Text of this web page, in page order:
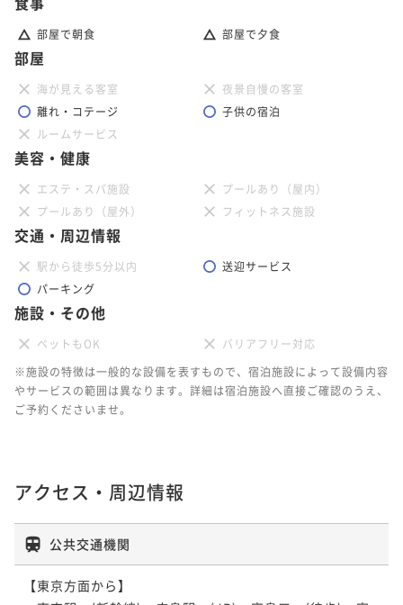
部屋で朝食 部屋で夕食
部屋
海が見える客室
夜景自慢の客室
離れ・コテージ
子供の宿泊
ルームサービス
美容・健康
エステ・スパ施設
プールあり（屋内）
プールあり（屋外）
フィットネス施設
交通・周辺情報
駅から徒歩5分以内
送迎サービス
パーキング
施設・その他
ペットもOK
バリアフリー対応
※施設の特徴は一般的な設備を表すもので、宿泊施設によって設備内容
やサービスの範囲は異なります。詳細は宿泊施設へ直接ご確認のうえ、
ご予約くださいませ。
アクセス・周辺情報
公共交通機関
【東京方面から】